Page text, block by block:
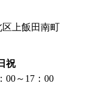
区上飯田南町
祝
00～17：00